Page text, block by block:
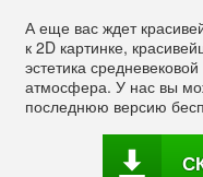
А еще вас ждет
к 2D картинке,
эстетика
атмосфера. У нас вы
последнюю версию